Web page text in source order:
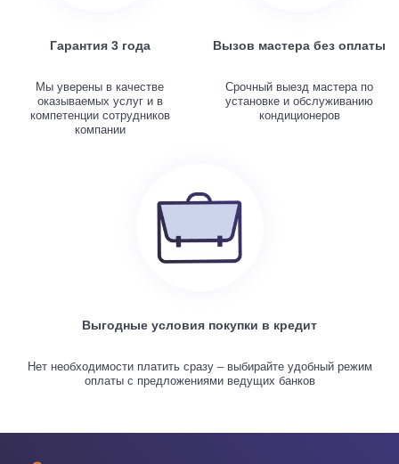
Гарантия 3 года
Мы уверены в качестве
оказываемых услуг и в
компетенции сотрудников
компании
Вызов мастера без оплаты
Срочный выезд мастера по
установке и обслуживанию
кондиционеров
Выгодные условия покупки в кредит
Нет необходимости платить сразу – выбирайте удобный режим
оплаты с предложениями ведущих банков